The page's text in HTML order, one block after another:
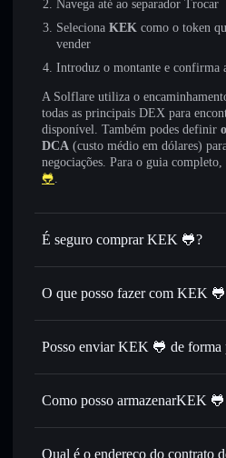
Navega até ao separador Trocar
Seleciona KEK como o token
vender
Introduz o montante e confirma
A Solflare utiliza o
todas as principais DEX para
disponível. Também podes definir
DCA (custo médio em dólares)
negociações. Para o guia completo,
🐸.
É seguro comprar KEK 🐸?
KEK 🐸 não está verificado
O que posso fazer com KEK
KEK 🐸
Carteira Solflare
Trocar instantaneamente—
inteligente de ordens para
Posso enviar KEK 🐸 de forma
Como posso armazenarKEK
Qual é o endereço do contrato